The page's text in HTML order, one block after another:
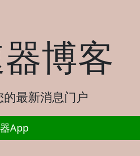
博客
最新消息门户
App